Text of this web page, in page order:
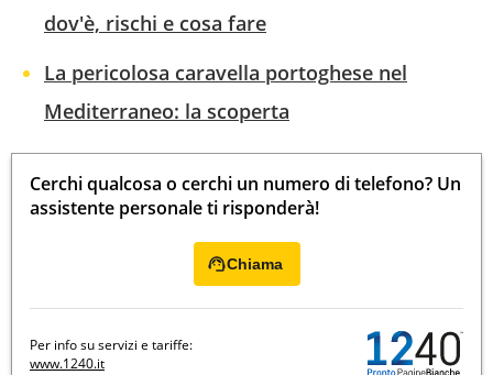
dov'è, rischi e cosa fare
La pericolosa caravella portoghese nel
Mediterraneo: la scoperta
Cerchi qualcosa o cerchi un numero di telefono? Un
assistente personale ti risponderà!
Chiama
Per info su servizi e tariffe:
www.1240.it